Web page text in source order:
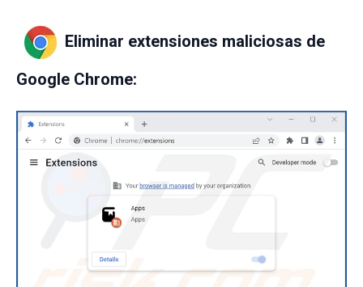
Eliminar extensiones maliciosas de
Google Chrome: